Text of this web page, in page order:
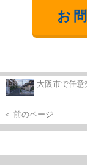
お
大阪市で任意
＜ 前のページ